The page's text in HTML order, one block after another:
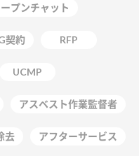
プンチャット
契約 RFP
UCMP
アスベスト作業監督者
去 アフターサービス